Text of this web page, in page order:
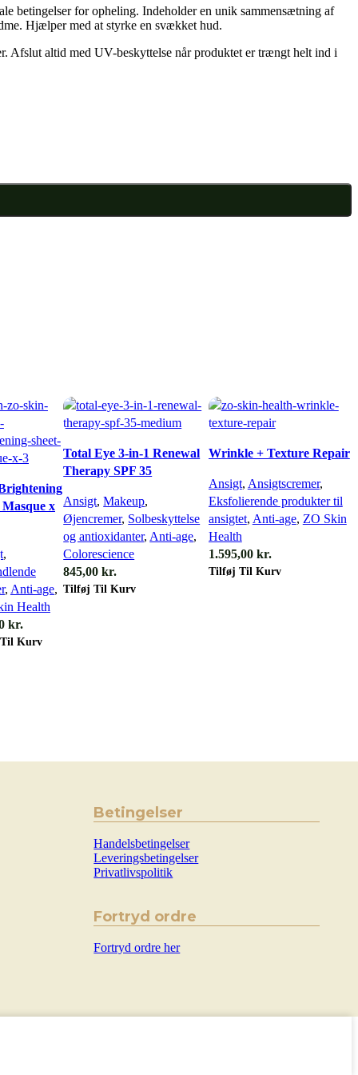
betingelser for opheling. Indeholder en unik sammensætning af
Hjælper med at styrke en svækket hud.
Afslut altid med UV-beskyttelse når produktet er trængt helt ind i
Masque x
,
, Anti-age,
Health
kr.
Kurv
Total Eye 3-in-1 Renewal
Therapy SPF 35
Ansigt, Makeup,
Øjencremer, Solbeskyttelse
og antioxidanter, Anti-age,
Colorescience
845,00kr.
Tilføj Til Kurv
Wrinkle + Texture Repair
Ansigt, Ansigtscremer,
Eksfolierende produkter til
ansigtet, Anti-age, ZO Skin
Health
1.595,00 kr.
Tilføj Til Kurv
Betingelser
Handelsbetingelser
Leveringsbetingelser
Privatlivspolitik
Fortryd ordre
Fortryd ordre her